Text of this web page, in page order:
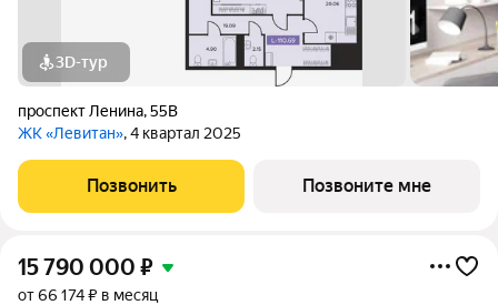
3D-тур
проспект Ленина,55В
ЖК «Левитан», 4 квартал 2025
Позвонить Позвоните мне
15 790 000 ₽
от 66 174 ₽ в месяц